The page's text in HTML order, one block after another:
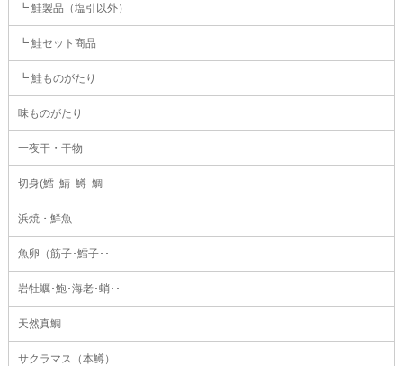
┗ 鮭製品（塩引以外）
┗ 鮭セット商品
┗ 鮭ものがたり
味ものがたり
一夜干・干物
切身(鱈･鯖･鱒･鯛･･
浜焼・鮮魚
魚卵（筋子･鱈子･･
岩牡蠣･鮑･海老･蛸･･
天然真鯛
サクラマス（本鱒）